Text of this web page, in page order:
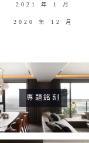
2021 年 1 月
2020 年 12 月
專題銘刻